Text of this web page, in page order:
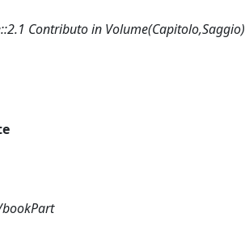
Contributo in Volume(Capitolo,Saggio)